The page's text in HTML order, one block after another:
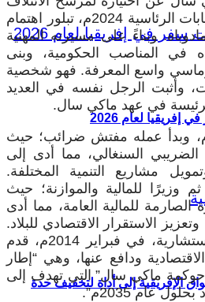
الإفريقية إلى أداة لتخفيف حدة
“بينو بوك ياكار” في الانتخابات الرئاسية 2024م، تبلور اهتمام
وبناءً على مسيرته المهنية
في المناصب الحكومية، وبنى
واسع المعرفة. فهو شخصية
وأثبت الرجل نفسه في العديد
في عهد ماكي سال.
أمادو باه عام 1961م، وبدأ عمله مفتش ضرائب؛ حيث
السنغالي، مما أدى إلى
مشاريع التنمية المختلفة.
وزيرًا للمالية والموازنة؛ حيث
الصارمة للمالية العامة، مما أدى
الاستقرار الاقتصادي للبلاد.
أمام مجموعة باريس الاستشارية، في فبراير 2014م، قدم
ودافع عنها، وهي “إطار
ماكي سال” التي تهدف إلى
عام 2035م”.